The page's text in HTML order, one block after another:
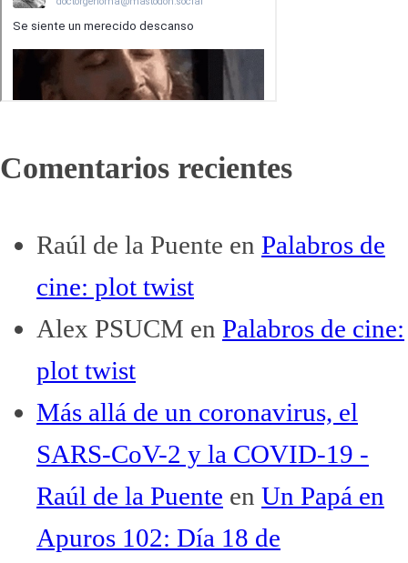
Comentarios recientes
Raúl de la Puente en Palabros de
cine: plot twist
Alex PSUCM en Palabros de cine:
plot twist
Más allá de un coronavirus, el
SARS-CoV-2 y la COVID-19 -
Raúl de la Puente en Un Papá en
Apuros 102: Día 18 de